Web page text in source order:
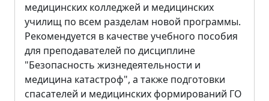
медицинских колледжей и медицинских
училищ по всем разделам новой программы.
Рекомендуется в качестве учебного пособия
для преподавателей по дисциплине
"Безопасность жизнедеятельности и
медицина катастроф", а также подготовки
спасателей и медицинских формирований ГО